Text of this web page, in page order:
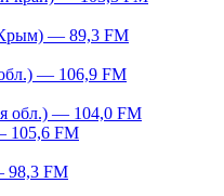
— 89,3 FM
— 106,9 FM
обл.) — 104,0 FM
105,6 FM
98,3 FM